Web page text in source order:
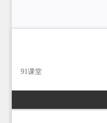
91课堂